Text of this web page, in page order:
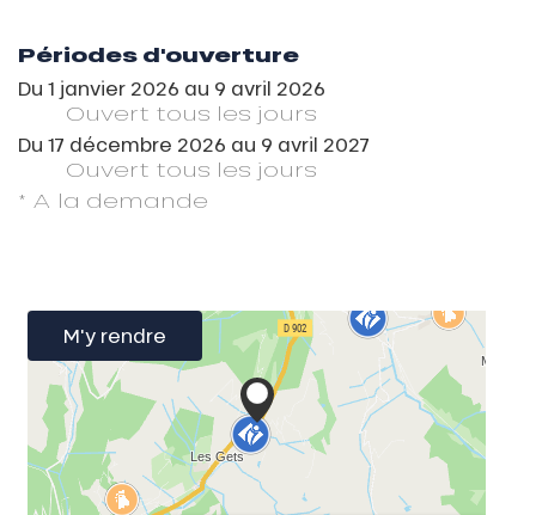
Périodes d'ouverture
Du 1 janvier 2026 au 9 avril 2026
Ouvert tous les jours
Du 17 décembre 2026 au 9 avril 2027
Ouvert tous les jours
* A la demande
M'y rendre